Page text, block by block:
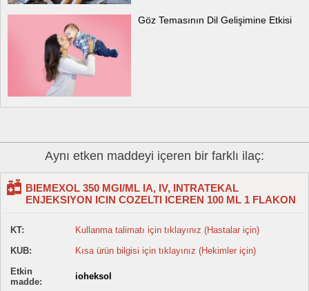
Göz Temasının Dil Gelişimine Etkisi
Aynı etken maddeyi içeren bir farklı ilaç:
BIEMEXOL 350 MGI/ML IA, IV, INTRATEKAL
ENJEKSIYON ICIN COZELTI ICEREN 100 ML 1 FLAKON
KT:
Kullanma talimatı için tıklayınız (Hastalar için)
KUB:
Kısa ürün bilgisi için tıklayınız (Hekimler için)
Etkin
madde:
ioheksol